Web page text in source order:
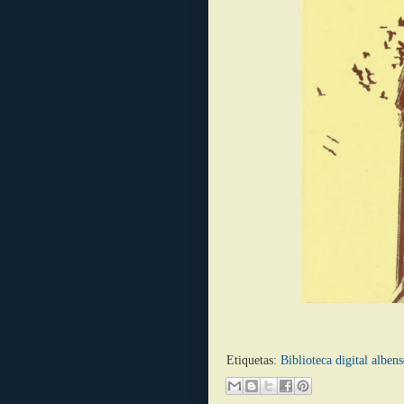
Etiquetas: Biblioteca digital